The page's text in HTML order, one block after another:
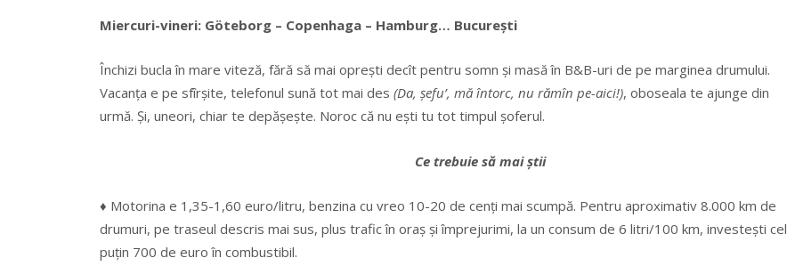
Miercuri-vineri: Göteborg – Copenhaga – Hamburg… București
Închizi bucla în mare viteză, fără să mai opreşti decît pentru somn și masă în B&B-uri de pe marginea drumului.
Vacanţa e pe sfîrşite, telefonul sună tot mai des (Da, şefu’, mă întorc, nu rămîn pe-aici!), oboseala te ajunge din
urmă. Şi, uneori, chiar te depăşeşte. Noroc că nu eşti tu tot timpul şoferul.
Ce trebuie să mai ştii
♦ Motorina e 1,35-1,60 euro/litru, benzina cu vreo 10-20 de cenți mai scumpă. Pentru aproximativ 8.000 km de
drumuri, pe traseul descris mai sus, plus trafic în oraş şi împrejurimi, la un consum de 6 litri/100 km, investești cel
puțin 700 de euro în combustibil.